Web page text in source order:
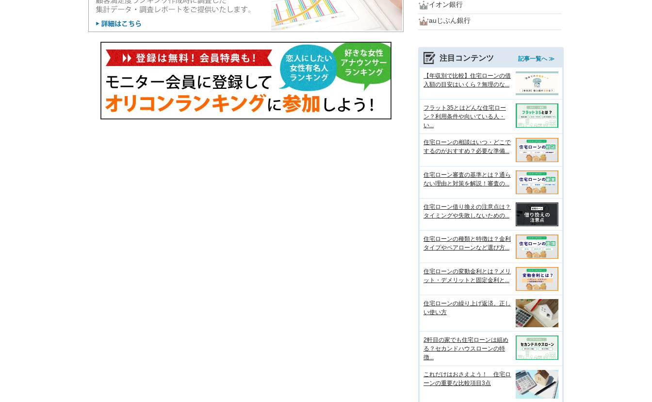
イオン銀行
auじぶん銀行
注目コンテンツ 記事一覧へ ≫
【年収別で比較】住宅ローンの借
入額の目安はいくら？無理のな...
フラット35とはどんな住宅ロー
ン？利用条件や向いている人・
い...
住宅ローンの相談はいつ・どこで
するのがおすすめ？必要な準備...
住宅ローン審査の基準とは？通ら
ない理由と対策を解説！審査の...
住宅ローン借り換えの注意点は？
タイミングや失敗しないための...
住宅ローンの種類と特徴は？金利
タイプやペアローンなど選び方...
住宅ローンの変動金利とは？メリ
ット・デメリットと固定金利と...
住宅ローンの繰り上げ返済。正し
い使い方
2軒目の家でも住宅ローンは組め
る？セカンドハウスローンの特
徴...
これだけはおさえよう！ 住宅ロ
ーンの重要な比較項目3点